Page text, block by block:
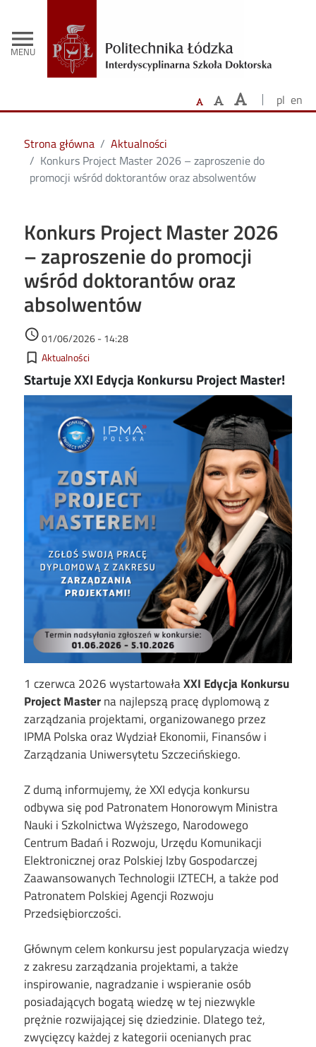
menu
MENU
pl en
Strona główna
Aktualności
Konkurs Project Master 2026 – zaproszenie do
promocji wśród doktorantów oraz absolwentów
Konkurs Project Master 2026
– zaproszenie do promocji
wśród doktorantów oraz
absolwentów
access_time 01/06/2026 - 14:28
bookmark_border Kategorie
Aktualności
Startuje XXI Edycja Konkursu Project Master!
1 czerwca 2026 wystartowałaXXI Edycja Konkursu
Project Masterna najlepszą pracę dyplomową z
zarządzania projektami, organizowanego przez
IPMA Polska oraz Wydział Ekonomii, Finansów i
Zarządzania Uniwersytetu Szczecińskiego.
Z dumą informujemy, że XXI edycja konkursu
odbywa się pod Patronatem Honorowym Ministra
Nauki i Szkolnictwa Wyższego, Narodowego
Centrum Badań i Rozwoju, Urzędu Komunikacji
Elektronicznej oraz Polskiej Izby Gospodarczej
Zaawansowanych Technologii IZTECH, a także pod
Patronatem Polskiej Agencji Rozwoju
Przedsiębiorczości.
Głównym celem konkursu jest popularyzacja wiedzy
z zakresu zarządzania projektami, a także
inspirowanie, nagradzanie i wspieranie osób
posiadających bogatą wiedzę w tej niezwykle
prężnie rozwijającej się dziedzinie. Dlatego też,
zwycięzcy każdej z kategorii ocenianych prac